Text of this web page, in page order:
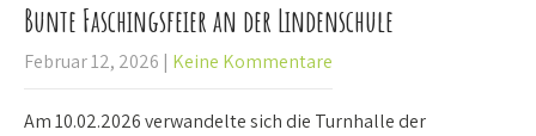
Bunte Faschingsfeier an der Lindenschule
Februar 12, 2026 | Keine Kommentare
Am 10.02.2026 verwandelte sich die Turnhalle der